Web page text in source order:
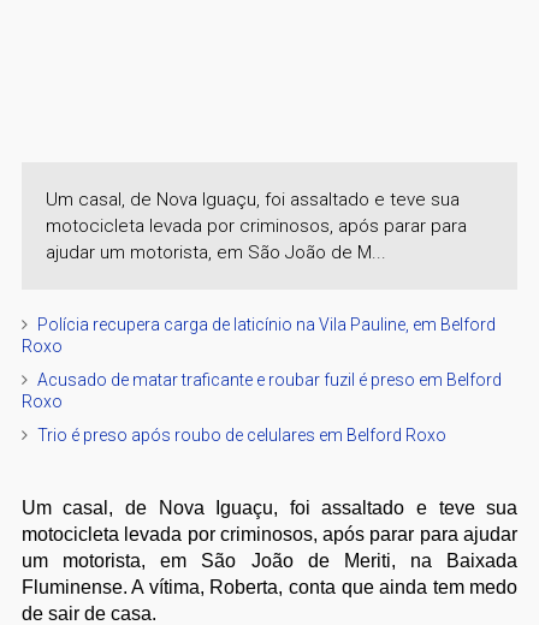
Um casal, de Nova Iguaçu, foi assaltado e teve sua
motocicleta levada por criminosos, após parar para
ajudar um motorista, em São João de M...
Polícia recupera carga de laticínio na Vila Pauline, em Belford
Roxo
Acusado de matar traficante e roubar fuzil é preso em Belford
Roxo
Trio é preso após roubo de celulares em Belford Roxo
Um casal, de Nova Iguaçu, foi assaltado e teve sua
motocicleta levada por criminosos, após parar para ajudar
um motorista, em São João de Meriti, na Baixada
Fluminense. A vítima, Roberta, conta que ainda tem medo
de sair de casa.